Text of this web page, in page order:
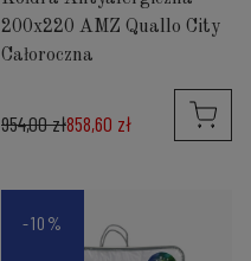
200x220 AMZ Quallo City
Całoroczna
858,60 zł
954,00 zł
-10%